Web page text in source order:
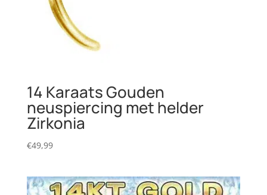
14 Karaats Gouden
neuspiercing met helder
Zirkonia
€49,99